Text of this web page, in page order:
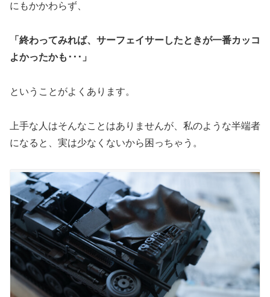
にもかかわらず、
「終わってみれば、サーフェイサーしたときが一番カッコ
よかったかも･･･」
ということがよくあります。
上手な人はそんなことはありませんが、私のような半端者
になると、実は少なくないから困っちゃう。